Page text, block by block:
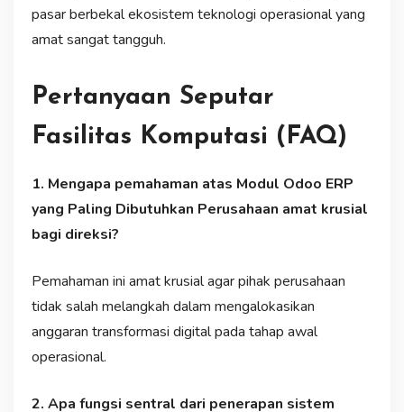
pasar berbekal ekosistem teknologi operasional yang
amat sangat tangguh.
Pertanyaan Seputar
Fasilitas Komputasi (FAQ)
1. Mengapa pemahaman atas Modul Odoo ERP
yang Paling Dibutuhkan Perusahaan amat krusial
bagi direksi?
Pemahaman ini amat krusial agar pihak perusahaan
tidak salah melangkah dalam mengalokasikan
anggaran transformasi digital pada tahap awal
operasional.
2. Apa fungsi sentral dari penerapan sistem